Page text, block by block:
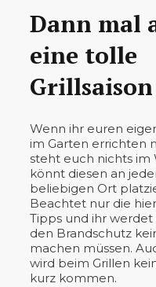
Dann mal
eine tolle
Grillsaison
Wenn ihr euren
im Garten errichten
steht euch nichts im
könnt diesen an
beliebigen Ort
Beachtet nur die
Tipps und ihr
den Brandschutz
machen müssen.
wird beim Grillen
kurz kommen.